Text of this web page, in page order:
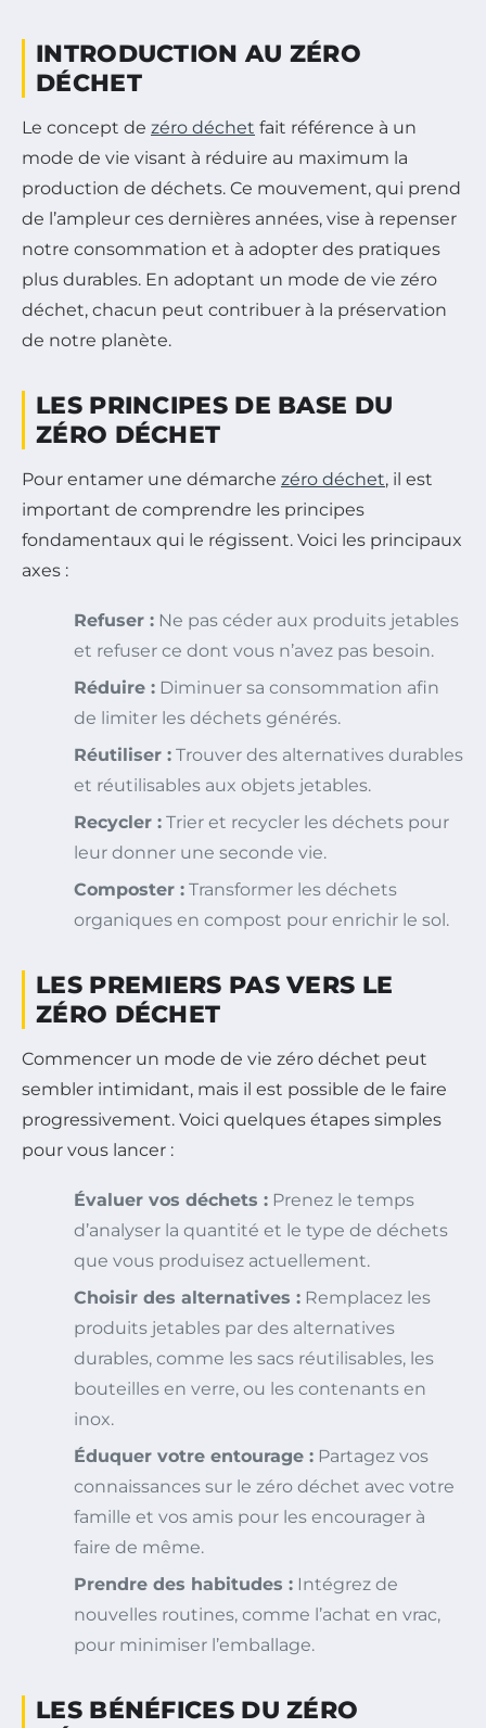
INTRODUCTION AU ZÉRO
DÉCHET
Le concept de zéro déchet fait référence à un
mode de vie visant à réduire au maximum la
production de déchets. Ce mouvement, qui prend
de l’ampleur ces dernières années, vise à repenser
notre consommation et à adopter des pratiques
plus durables. En adoptant un mode de vie zéro
déchet, chacun peut contribuer à la préservation
de notre planète.
LES PRINCIPES DE BASE DU
ZÉRO DÉCHET
Pour entamer une démarche zéro déchet, il est
important de comprendre les principes
fondamentaux qui le régissent. Voici les principaux
axes :
Refuser : Ne pas céder aux produits jetables
et refuser ce dont vous n’avez pas besoin.
Réduire : Diminuer sa consommation afin
de limiter les déchets générés.
Réutiliser : Trouver des alternatives durables
et réutilisables aux objets jetables.
Recycler : Trier et recycler les déchets pour
leur donner une seconde vie.
Composter : Transformer les déchets
organiques en compost pour enrichir le sol.
LES PREMIERS PAS VERS LE
ZÉRO DÉCHET
Commencer un mode de vie zéro déchet peut
sembler intimidant, mais il est possible de le faire
progressivement. Voici quelques étapes simples
pour vous lancer :
Évaluer vos déchets : Prenez le temps
d’analyser la quantité et le type de déchets
que vous produisez actuellement.
Choisir des alternatives : Remplacez les
produits jetables par des alternatives
durables, comme les sacs réutilisables, les
bouteilles en verre, ou les contenants en
inox.
Éduquer votre entourage : Partagez vos
connaissances sur le zéro déchet avec votre
famille et vos amis pour les encourager à
faire de même.
Prendre des habitudes : Intégrez de
nouvelles routines, comme l’achat en vrac,
pour minimiser l’emballage.
LES BÉNÉFICES DU ZÉRO